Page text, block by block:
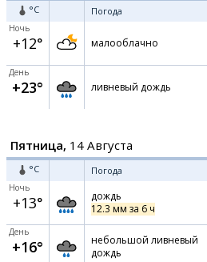
°C Погода
Ночь
+12° малооблачно
День
+23° ливневый дождь
Пятница, 14 Августа
°C Погода
Ночь
+13°
дождь
12.3 мм за 6 ч
День
+16°
небольшой ливневый
дождь